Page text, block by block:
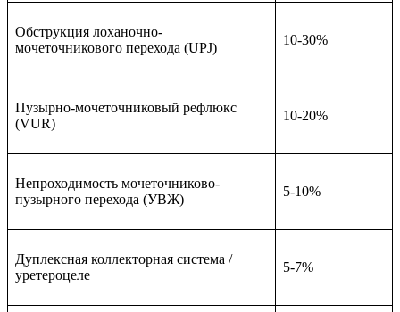
Обструкция лоханочно-
мочеточникового перехода (UPJ)
10-30%
Пузырно-мочеточниковый рефлюкс
(VUR)
10-20%
Непроходимость мочеточниково-
пузырного перехода (УВЖ)
5-10%
Дуплексная коллекторная система /
уретероцеле
5-7%